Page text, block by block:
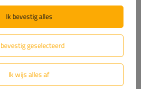
beoordeling
toe:
geselecteerd
Ik wijs alles af
Ik bevestig alles